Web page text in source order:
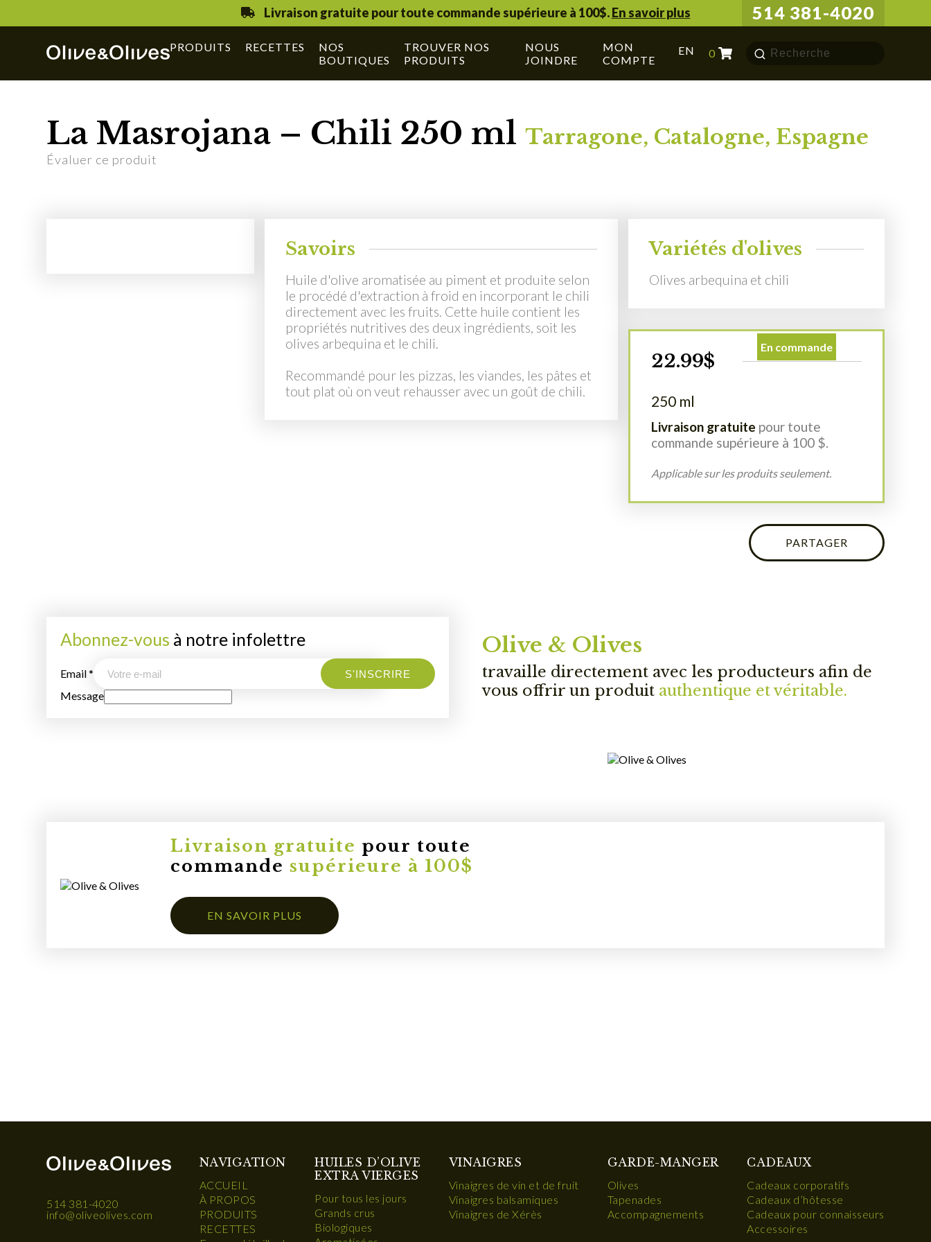
Livraison gratuite pour toute commande supérieure à 100$.En savoir plus 514 381-4020
PRODUITS RECETTES
NOS
BOUTIQUES
TROUVER NOS
PRODUITS
NOUS
JOINDRE
MON
COMPTE
EN 0
Chercher
pour:
La Masrojana – Chili 250 ml Tarragone, Catalogne, Espagne
Évaluer ce produit
Savoirs
Huile d'olive aromatisée au piment et produite selon
le procédé d'extraction à froid en incorporant le chili
directement avec les fruits. Cette huile contient les
propriétés nutritives des deux ingrédients, soit les
olives arbequina et le chili.
Recommandé pour les pizzas, les viandes, les pâtes et
tout plat où on veut rehausser avec un goût de chili.
Variétés d'olives
Olives arbequina et chili
22.99$
250 ml
Livraison gratuite pour toute
commande supérieure à 100 $.
Applicable sur les produits seulement.
PARTAGER
Abonnez-vous à notre infolettre
Email*
Message
S'INSCRIRE
Olive & Olives
travaille directement avec les producteurs afin de
vous offrir un produit authentique et véritable.
Livraison gratuite pour toute
commande supérieure à 100$
EN SAVOIR PLUS
514 381-4020
info@oliveolives.com
NAVIGATION
ACCUEIL
À PROPOS
PRODUITS
RECETTES
HUILES D’OLIVE
EXTRA VIERGES
Pour tous les jours
Grands crus
Biologiques
VINAIGRES
Vinaigres de vin et de fruit
Vinaigres balsamiques
Vinaigres de Xérès
GARDE-MANGER
Olives
Tapenades
Accompagnements
CADEAUX
Cadeaux corporatifs
Cadeaux d’hôtesse
Cadeaux pour connaisseurs
Accessoires